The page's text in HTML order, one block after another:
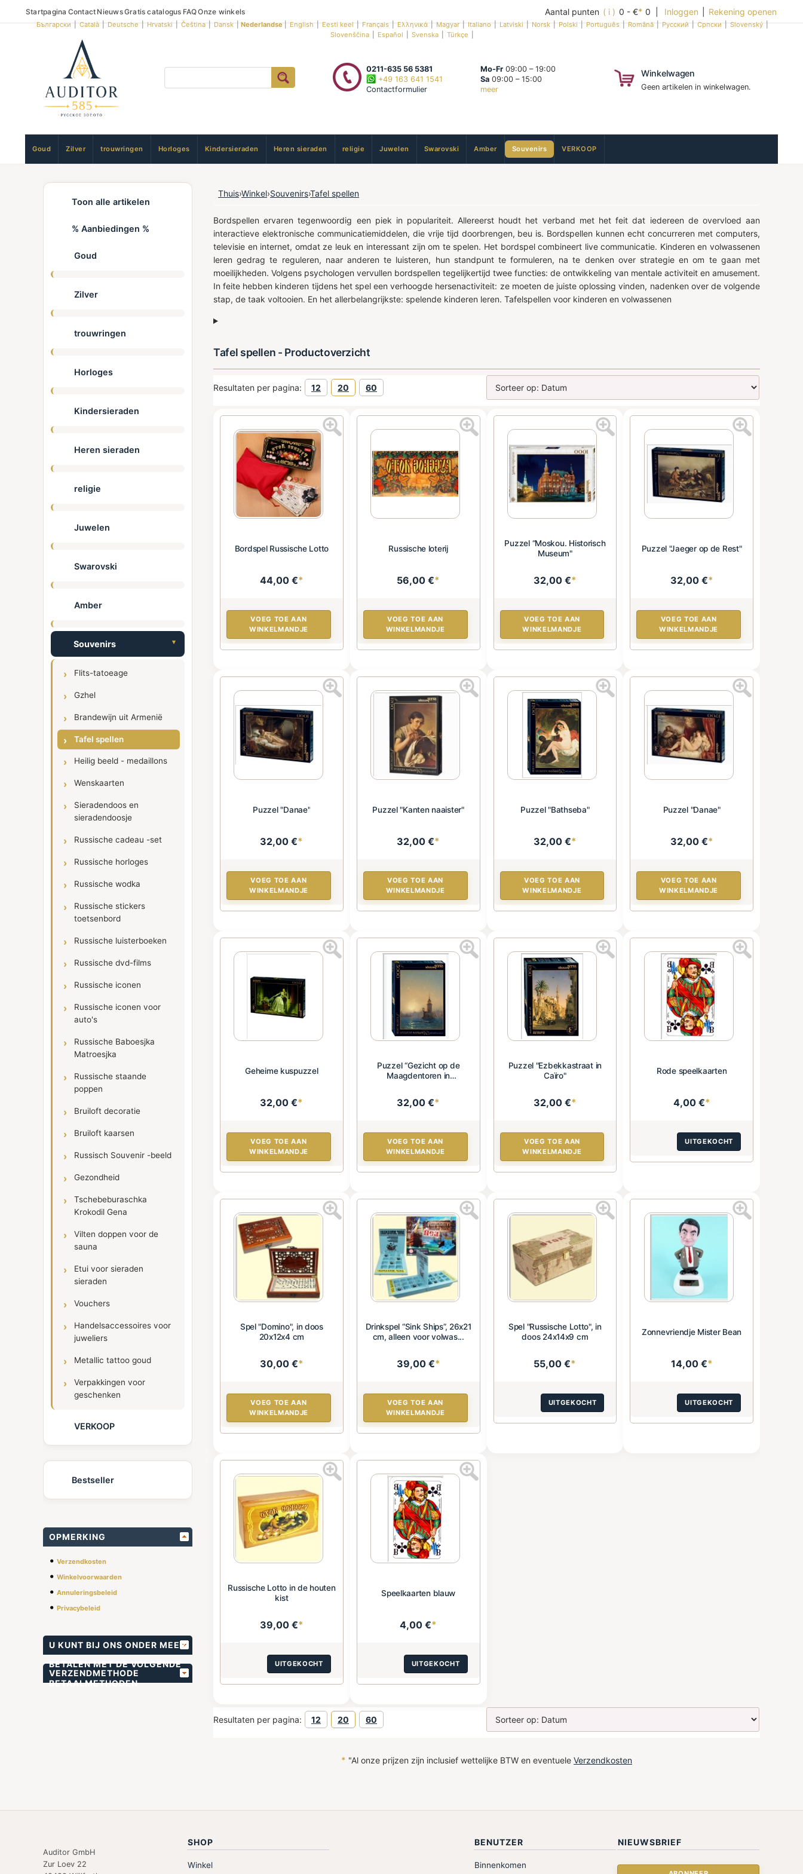
Startpagina Contact NieuwsGratis catalogus FAQOnze winkels Aantal punten ( i ) 0 - €* 0 | Inloggen Rekening openen
Български|Català|Deutsche|Hrvatski|Čeština|Dansk|Nederlandse|English|Eesti keel|Français|Ελληνικά|Magyar|Italiano|Latviski|Norsk|Polski|Português|Română|Русский|Српски|Slovenský|
Slovenščina
Español Svenska Türkçe
0211-635 56 5381
+49 163 641 1541
Contactformulier
Mo-Fr 09:00 – 19:00
Sa 09:00 – 15:00
meer
Winkelwagen
Geen artikelen in winkelwagen.
Goud Zilver trouwringen Horloges Kindersieraden Heren sieraden religie Juwelen Swarovski Amber Souvenirs VERKOOP
Toon alle artikelen
% Aanbiedingen %
Goud
Zilver
trouwringen
Horloges
Kindersieraden
Heren sieraden
religie
Juwelen
Swarovski
Amber
Souvenirs
Flits-tatoeage
Gzhel
Brandewijn uit Armenië
Tafel spellen
Heilig beeld - medaillons
Wenskaarten
Sieradendoos en
sieradendoosje
Russische cadeau -set
Russische horloges
Russische wodka
Russische stickers
toetsenbord
Russische luisterboeken
Russische dvd-films
Russische iconen
Russische iconen voor
auto's
Russische Baboesjka
Matroesjka
Russische staande
poppen
Bruiloft decoratie
Bruiloft kaarsen
Russisch Souvenir -beeld
Gezondheid
Tschebeburaschka
Krokodil Gena
Vilten doppen voor de
sauna
Etui voor sieraden
sieraden
Vouchers
Handelsaccessoires voor
juweliers
Metallic tattoo goud
Verpakkingen voor
geschenken
VERKOOP
Bestseller
OPMERKING
• Verzendkosten
• Winkelvoorwaarden
• Annuleringsbeleid
• Privacybeleid
U KUNT BIJ ONS ONDER MEER
BETALEN MET DE VOLGENDE
BETAALMETHODEN
VERZENDMETHODE
Thuis›Winkel›Souvenirs›Tafel spellen
Bordspellen ervaren tegenwoordig een piek in populariteit. Allereerst houdt het verband met het feit dat iedereen de overvloed aan
interactieve elektronische communicatiemiddelen, die vrije tijd doorbrengen, beu is. Bordspellen kunnen echt concurreren met computers,
televisie en internet, omdat ze leuk en interessant zijn om te spelen. Het bordspel combineert live communicatie. Kinderen en volwassenen
leren gedrag te reguleren, naar anderen te luisteren, hun standpunt te formuleren, na te denken over strategie en om te gaan met
moeilijkheden. Volgens psychologen vervullen bordspellen tegelijkertijd twee functies: de ontwikkeling van mentale activiteit en amusement.
In feite hebben kinderen tijdens het spel een verhoogde hersenactiviteit: ze moeten de juiste oplossing vinden, nadenken over de volgende
stap, de taak voltooien. En het allerbelangrijkste: spelende kinderen leren. Tafelspellen voor kinderen en volwassenen
Tafel spellen - Productoverzicht
Resultaten per pagina: 12 20 60
Bordspel Russische Lotto
44,00 €*
VOEG TOE AAN
WINKELMANDJE
Russische loterij
56,00 €*
VOEG TOE AAN
WINKELMANDJE
Puzzel “Moskou. Historisch
Museum"
32,00 €*
VOEG TOE AAN
WINKELMANDJE
Puzzel "Jaeger op de Rest"
32,00 €*
VOEG TOE AAN
WINKELMANDJE
Puzzel "Danae"
32,00 €*
VOEG TOE AAN
WINKELMANDJE
Puzzel "Kanten naaister"
32,00 €*
VOEG TOE AAN
WINKELMANDJE
Puzzel "Bathseba"
32,00 €*
VOEG TOE AAN
WINKELMANDJE
Puzzel "Danae"
32,00 €*
VOEG TOE AAN
WINKELMANDJE
Geheime kuspuzzel
32,00 €*
VOEG TOE AAN
WINKELMANDJE
Puzzel “Gezicht op de
Maagdentoren in
32,00 €*
VOEG TOE AAN
WINKELMANDJE
Puzzel "Ezbekkastraat in
Caïro"
32,00 €*
VOEG TOE AAN
WINKELMANDJE
Rode speelkaarten
4,00 €*
UITGEKOCHT
Spel "Domino", in doos
20x12x4 cm
30,00 €*
VOEG TOE AAN
WINKELMANDJE
Drinkspel “Sink Ships”, 26x21
cm, alleen voor volwas...
39,00 €*
VOEG TOE AAN
WINKELMANDJE
Spel "Russische Lotto", in
doos 24x14x9 cm
55,00 €*
UITGEKOCHT
Zonnevriendje Mister Bean
14,00 €*
UITGEKOCHT
Russische Lotto in de houten
kist
39,00 €*
UITGEKOCHT
Speelkaarten blauw
4,00 €*
UITGEKOCHT
Resultaten per pagina: 12 20 60
* "Al onze prijzen zijn inclusief wettelijke BTW en eventuele Verzendkosten
Auditor GmbH
Zur Loev 22
SHOP
Winkel
BENUTZER
Binnenkomen
NIEUWSBRIEF